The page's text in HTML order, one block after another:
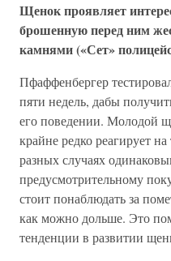
Щенок проявляет
брошенную перед ним
камнями («Сет»
Пфаффенбергер
пяти недель, дабы
его поведении. Молодой
крайне редко реагирует
разных случаях
предусмотрительному
стоит понаблюдать за
как можно дольше. Это
тенденции в развитии